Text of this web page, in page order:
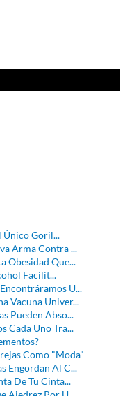
Único Goril...
Arma Contra ...
Obesidad Que...
Facilit...
U...
Vacuna Univer...
Pueden Abso...
Cada Uno Tra...
Como "Moda"
Engordan Al C...
De Tu Cinta...